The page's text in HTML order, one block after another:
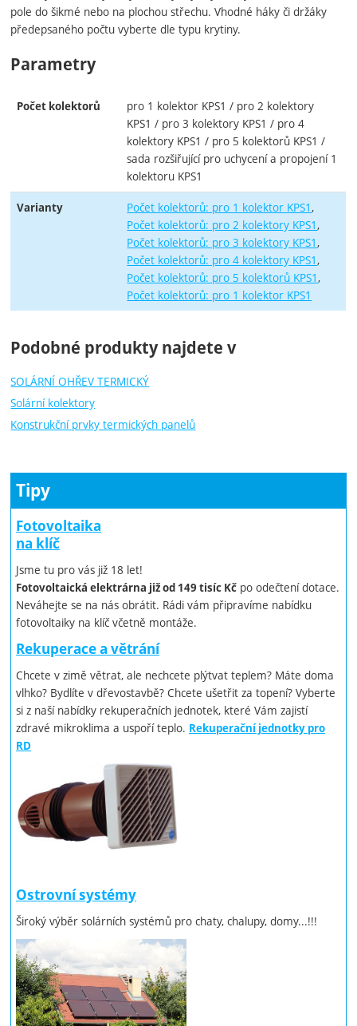
pole do šikmé nebo na plochou střechu. Vhodné háky či držáky
předepsaného počtu vyberte dle typu krytiny.
Parametry
Počet kolektorů
pro 1 kolektor KPS1 / pro 2 kolektory
KPS1 / pro 3 kolektory KPS1 / pro 4
kolektory KPS1 / pro 5 kolektorů KPS1 /
sada rozšiřující pro uchycení a propojení 1
kolektoru KPS1
Varianty
Počet kolektorů: pro 1 kolektor KPS1
Počet kolektorů: pro 2 kolektory KPS1
Počet kolektorů: pro 3 kolektory KPS1
Počet kolektorů: pro 4 kolektory KPS1
Počet kolektorů: pro 5 kolektorů KPS1
Počet kolektorů: pro 1 kolektor KPS1
Podobné produkty najdete v
SOLÁRNÍ OHŘEV TERMICKÝ
Solární kolektory
Konstrukční prvky termických panelů
Tipy
Fotovoltaika
na klíč
Jsme tu pro vás již 18 let!
Fotovoltaická elektrárna již od 149 tisíc Kč po odečtení dotace.
Neváhejte se na nás obrátit. Rádi vám připravíme nabídku
fotovoltaiky na klíč včetně montáže.
Rekuperace a větrání
Chcete v zimě větrat, ale nechcete plýtvat teplem? Máte doma
vlhko? Bydlíte v dřevostavbě? Chcete ušetřit za topení? Vyberte
si z naší nabídky rekuperačních jednotek, které Vám zajistí
zdravé mikroklima a uspoří teplo. Rekuperační jednotky pro
RD
Ostrovní systémy
Široký výběr solárních systémů pro chaty, chalupy, domy...!!!